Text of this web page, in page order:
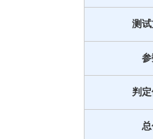
测
判